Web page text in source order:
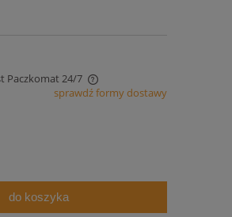
Paczkomat 24/7
sprawdź formy dostawy
do koszyka